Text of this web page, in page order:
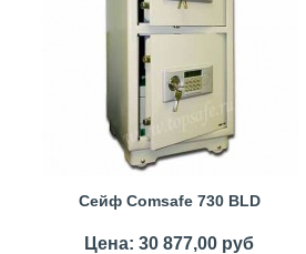
Сейф Comsafe 730 BLD
Цена: 30 877,00 руб